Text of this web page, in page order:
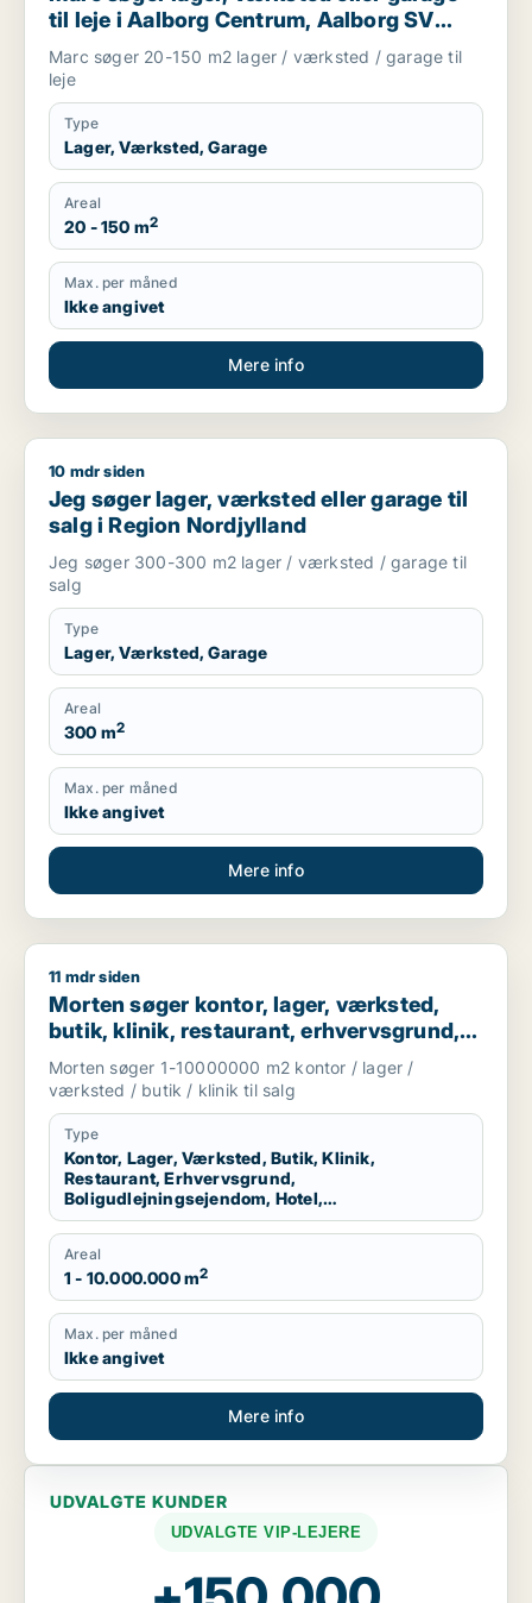
til leje i Aalborg Centrum, Aalborg SV
eller Aalborg SØ m.fl.
Marc søger 20-150 m2 lager / værksted / garage til
leje
Type
Lager, Værksted, Garage
Areal
20 - 150 m2
Max. per måned
Ikke angivet
Mere info
Jeg søger lager, værksted eller garage til salg i Region
10 mdr siden
Jeg søger lager, værksted eller garage til
salg i Region Nordjylland
Jeg søger 300-300 m2 lager / værksted / garage til
salg
Type
Lager, Værksted, Garage
Areal
300 m2
Max. per måned
Ikke angivet
Mere info
Morten søger kontor, lager, værksted, butik, klinik,
11 mdr siden
Morten søger kontor, lager, værksted,
butik, klinik, restaurant, erhvervsgrund,
boligudlejningsejendom, hotel eller
produktionslokaler til salg i Region
Nordjylland
Morten søger 1-10000000 m2 kontor / lager /
værksted / butik / klinik til salg
Type
Kontor, Lager, Værksted, Butik, Klinik,
Restaurant, Erhvervsgrund,
Boligudlejningsejendom, Hotel,
Produktionslokaler
Areal
1 - 10.000.000 m2
Max. per måned
Ikke angivet
Mere info
UDVALGTE KUNDER
UDVALGTE VIP-LEJERE